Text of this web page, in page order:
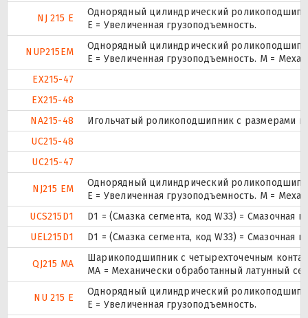
NJ 215 E
Однорядный цилиндрический
Е = Увеличенная грузоподъемность.
NUP215EM
Однорядный цилиндрический
E = Увеличенная грузоподъемность. М =
EX215-47
EX215-48
NA215-48
Игольчатый роликоподшипник с размерами
UC215-48
UC215-47
NJ215 EM
Однорядный цилиндрический
E = Увеличенная грузоподъемность. М =
UCS215D1
D1 = (Смазка сегмента, код W33) =
UEL215D1
D1 = (Смазка сегмента, код W33) =
QJ215 MA
Шарикоподшипник с четырехточечным
MA = Механически обработанный латунный
NU 215 E
Однорядный цилиндрический
Е = Увеличенная грузоподъемность.